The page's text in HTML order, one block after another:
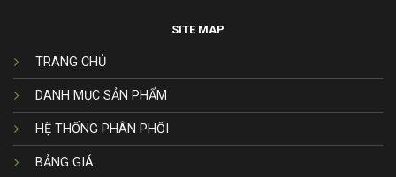
SITE MAP
TRANG CHỦ
DANH MỤC SẢN PHẨM
HỆ THỐNG PHÂN PHỐI
BẢNG GIÁ